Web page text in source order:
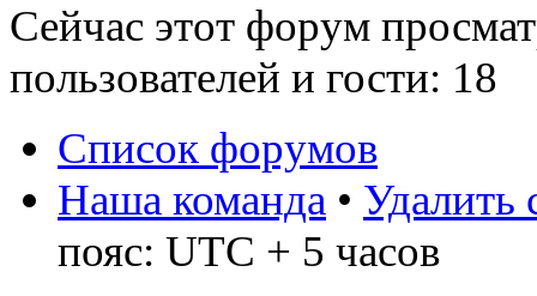
Сейчас этот форум
пользователей и гости: 18
Список форумов
Наша команда • Удалить
пояс: UTC + 5 часов